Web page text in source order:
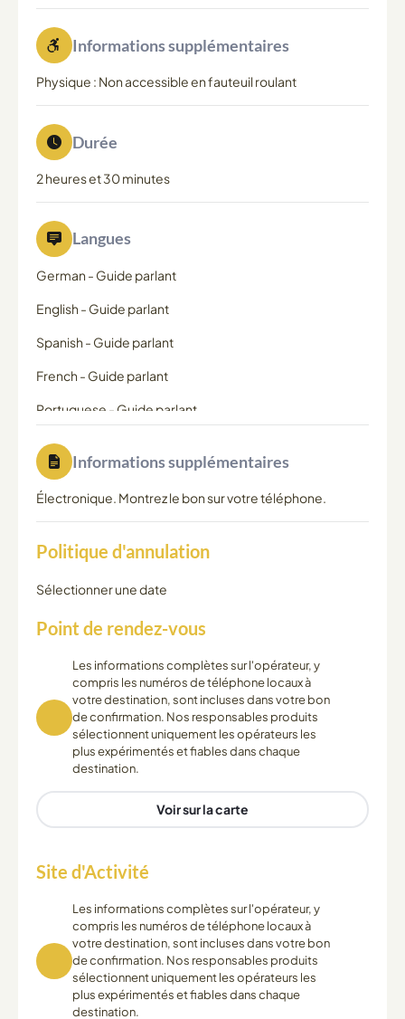
Informations supplémentaires
Physique : Non accessible en fauteuil roulant
Durée
2 heures et 30 minutes
Langues
German - Guide parlant
English - Guide parlant
Spanish - Guide parlant
French - Guide parlant
Portuguese - Guide parlant
Informations supplémentaires
Électronique. Montrez le bon sur votre téléphone.
Politique d'annulation
Sélectionner une date
Point de rendez-vous
Les informations complètes sur l'opérateur, y
compris les numéros de téléphone locaux à
votre destination, sont incluses dans votre bon
de confirmation. Nos responsables produits
sélectionnent uniquement les opérateurs les
plus expérimentés et fiables dans chaque
destination.
Voir sur la carte
Site d'Activité
Les informations complètes sur l'opérateur, y
compris les numéros de téléphone locaux à
votre destination, sont incluses dans votre bon
de confirmation. Nos responsables produits
sélectionnent uniquement les opérateurs les
plus expérimentés et fiables dans chaque
destination.